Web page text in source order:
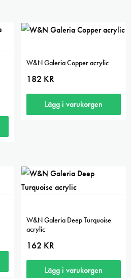
W&N Galeria Copper acrylic
182 KR
Lägg i varukorgen
W&N Galeria Deep Turquoise
acrylic
162 KR
Lägg i varukorgen